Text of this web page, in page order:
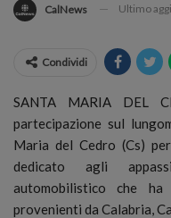
CalNews Ultimo
Condividi
SANTA MARIA DEL
partecipazione sul
Maria del Cedro (Cs)
dedicato agli
automobilistico che ha
provenienti da Calabria,